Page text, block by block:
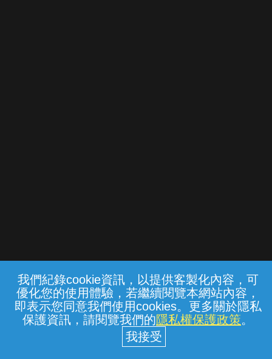
我們紀錄cookie資訊，以提供客製化內容，可
優化您的使用體驗，若繼續閱覽本網站內容，
即表示您同意我們使用cookies。更多關於隱私
保護資訊，請閱覽我們的隱私權保護政策。
常見問題 線上客服 服務條款 隱私權保護
中華電信股份有限公司個人家庭分公司
(統一編號：96979949) © 2026
{{notifyMsg}}